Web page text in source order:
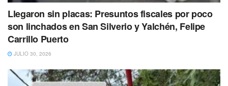
Llegaron sin placas: Presuntos fiscales por poco
son linchados en San Silverio y Yalchén, Felipe
Carrillo Puerto
JULIO 30, 2026